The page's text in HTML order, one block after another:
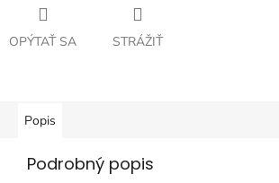
OPÝTAŤ SA STRÁŽIŤ
Popis
Podrobný popis